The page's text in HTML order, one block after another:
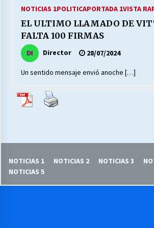
MUNICIPALIDAD,
LABORAL:
13/07/2026
Escuela hospitalaria El
NOTICIAS 1POLITICAPORTADA 1VISTA
EL ULTIMO LLAMADO DE
FALTA 100 FIRMAS
Director 28/07/2024
Un sentido mensaje envió anoche […]
NOTICIAS 1 NOTICIAS 2 NOTICIAS 3
NOTICIAS 5